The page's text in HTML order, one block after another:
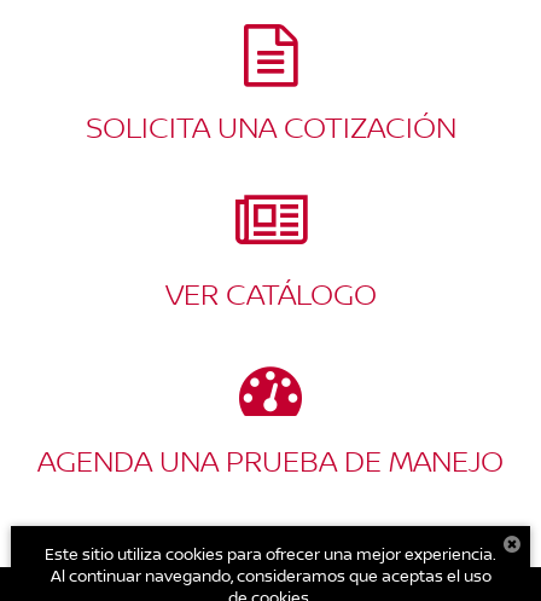
SOLICITA UNA COTIZACIÓN
VER CATÁLOGO
AGENDA UNA PRUEBA DE MANEJO
Este sitio utiliza cookies para ofrecer una mejor experiencia.
Al continuar navegando, consideramos que aceptas el uso